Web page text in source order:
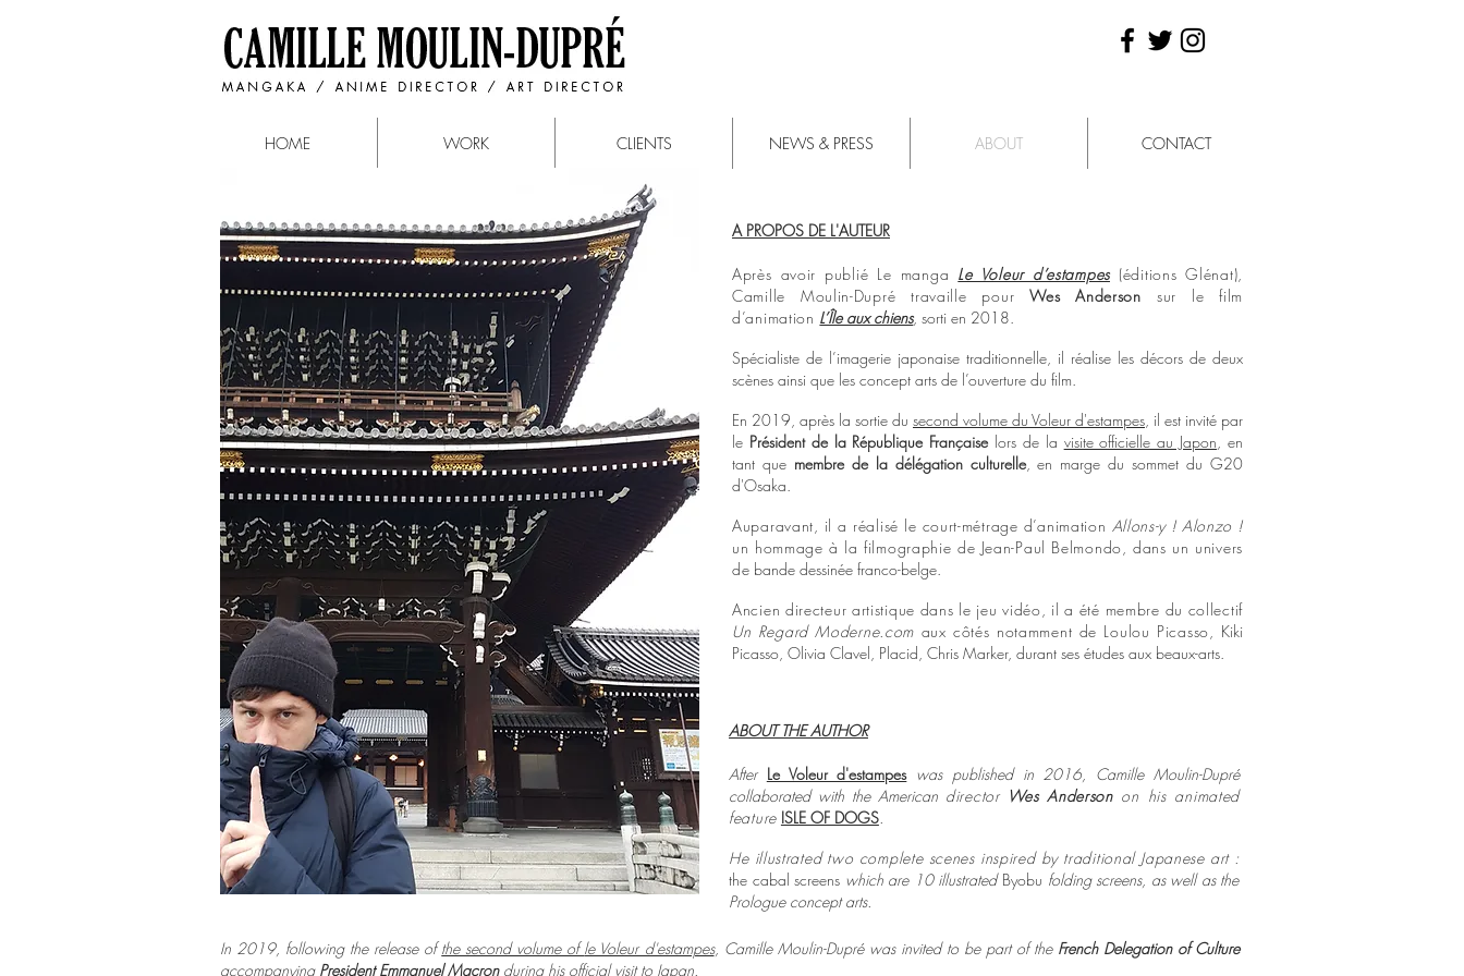
HOME WORK CLIENTS NEWS & PRESS ABOUT CONTACT
A PROPOS DE L'AUTEUR
Après avoir publié Le manga Le Voleur d’estampes(éditions Glénat),
Camille Moulin-Dupré travaille pourWes Anderson sur le film
d’animation L’Île aux chiens, sorti en 2018.
Spécialiste de l’imagerie japonaise traditionnelle, il réalise les décors de deux
scènes ainsi que les concept arts de l’ouverture du film.
En 2019, après la sortie du second volume du Voleur d'estampes, il est invité par
le Président de la République Françaiselors de la visite officielle au Japon, en
tant que membre de la délégation culturelle, en marge du sommet du G20
d'Osaka.
Auparavant, il a réalisé le court-métrage d’animation Allons-y ! Alonzo !
un hommage à la filmographie de Jean-Paul Belmondo, dans un univers
de bande dessinée franco-belge.
Ancien directeur artistique dans le jeu vidéo, il a été membre du collectif
Un Regard Moderne.com aux côtés notamment de Loulou Picasso, Kiki
Picasso, Olivia Clavel, Placid, Chris Marker, durant ses études aux beaux-arts.
ABOUT THE AUTHOR
After Le Voleur d'estampeswas published in 2016, Camille Moulin-Dupré
collaborated with the American director Wes Andersonon his animated
feature ISLE OF DOGS.
He illustrated two complete scenes inspired by traditional Japanese art :
the cabal screens which are 10 illustrated Byobu folding screens, as well as the
Prologue concept arts.
In 2019, following the release ofthe second volume ofle Voleur d'estampes, Camille Moulin-Dupré was invited to be part of the French Delegation of Culture
accompanying President Emmanuel Macronduring his official visit to Japan.